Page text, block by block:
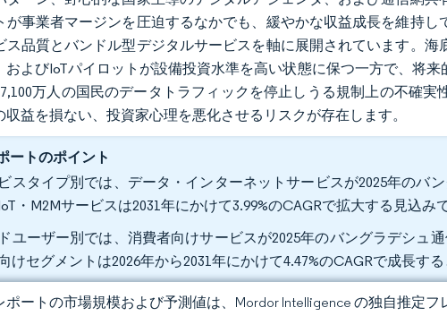
が事業者マージンを圧迫するなかでも、緩やかな収益成長を維持
ス品質とバンドル型デジタルサービスを軸に展開されています。
およびIoTパイロットが設備投資水準を高い状態に保つ一方で、将
万人の国民のデータトラフィックを停止しうる規制上の不確
収益を損ない、投資家心理を悪化させるリスクが存在します。
ートのポイント
スタイプ別では、データ・インターネットサービスが2025年のバ
・M2Mサービスは2031年にかけて3.99%のCAGRで拡大する見込みで
ユーザー別では、消費者向けサービスが2025年のバングラデシュ
けセグメントは2026年から2031年にかけて4.47%のCAGRで成長する
ポートの市場規模および予測値は、Mordor Intelligence の独自推定